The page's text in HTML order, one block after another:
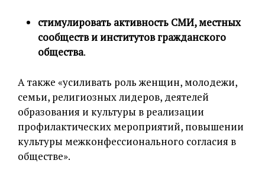
стимулировать активность СМИ, местных
сообществ и институтов гражданского
общества.
А также «усиливать роль женщин, молодежи,
семьи, религиозных лидеров, деятелей
образования и культуры в реализации
профилактических мероприятий, повышении
культуры межконфессионального согласия в
обществе».